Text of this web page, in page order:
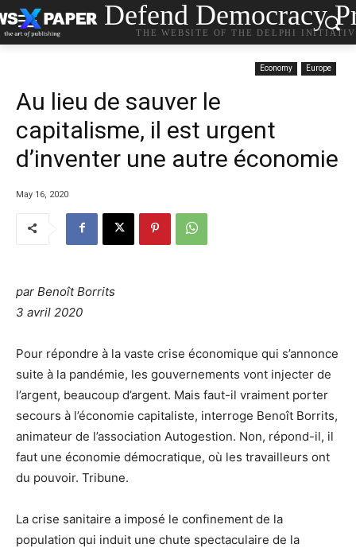
Defend Democracy
THE WEBSITE OF THE DELPHI
Economy Europe
Au lieu de sauver le
capitalisme, il est urgent
d’inventer une autre économie
May 16, 2020
par Benoît Borrits
3 avril 2020
Pour répondre à la vaste crise économique qui s’annonce
suite à la pandémie, les gouvernements vont injecter de
l’argent, beaucoup d’argent. Mais faut-il vraiment porter
secours à l’économie capitaliste, interroge Benoît Borrits,
animateur de l’association Autogestion. Non, répond-il, il
faut une économie démocratique, où les travailleurs ont
du pouvoir. Tribune.
La crise sanitaire a imposé le confinement de la
population qui induit une chute spectaculaire de la